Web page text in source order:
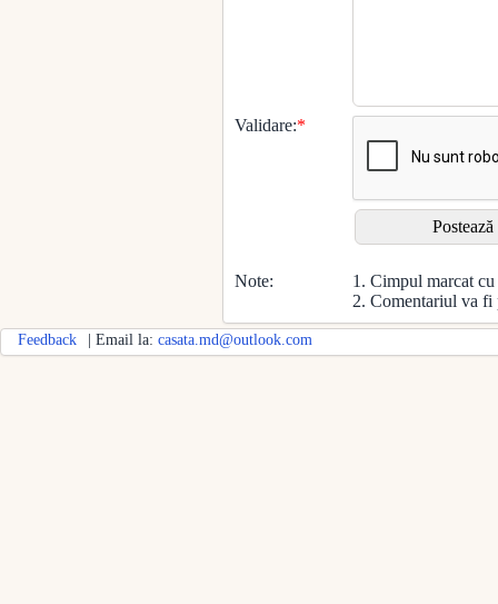
Validare:*
Note:
1. Cimpul marcat cu
2. Comentariul va fi
Feedback | Email la: casata.md@outlook.com